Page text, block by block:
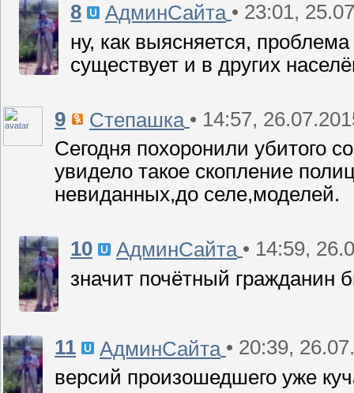
8 АдминСайта • 23:01,
ну, как выясняется,
существует и в других
9 Степашка • 14:57,
Сегодня похоронили убитого
увидело такое скопление
невиданных,до селе,моделей.
10 АдминСайта • 14:59,
значит почётный гражданин
11 АдминСайта • 20:39,
версий произошедшего уже